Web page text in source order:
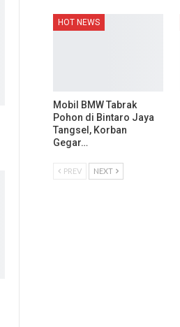
HOT NEWS
Mobil BMW Tabrak
Pohon di Bintaro Jaya
Tangsel, Korban
Gegar…
PREV NEXT